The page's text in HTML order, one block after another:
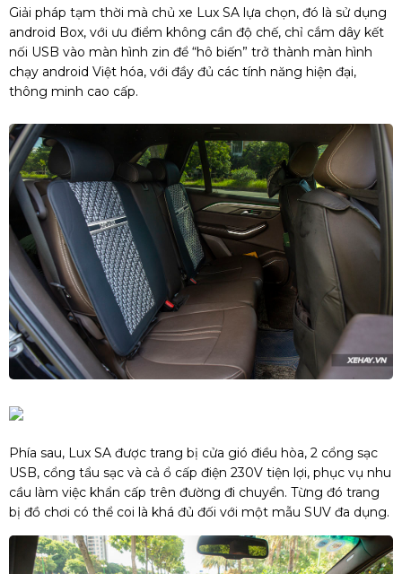
Giải pháp tạm thời mà chủ xe Lux SA lựa chọn, đó là sử dụng
android Box, với ưu điểm không cần độ chế, chỉ cắm dây kết
nối USB vào màn hình zin để “hô biến” trở thành màn hình
chạy android Việt hóa, với đầy đủ các tính năng hiện đại,
thông minh cao cấp.
Phía sau, Lux SA được trang bị cửa gió điều hòa, 2 cổng sạc
USB, cổng tẩu sạc và cả ổ cấp điện 230V tiện lợi, phục vụ nhu
cầu làm việc khẩn cấp trên đường đi chuyển. Từng đó trang
bị đồ chơi có thể coi là khá đủ đối với một mẫu SUV đa dụng.